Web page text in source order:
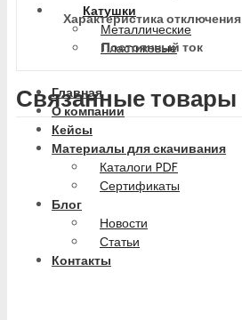
Катушки
Металлические
Пластиковые
Главная
О компании
Кейсы
Материалы для скачивания
Каталоги PDF
Сертификаты
Блог
Новости
Статьи
Контакты
Характеристика отключения
Постоянный ток
Связанные товары